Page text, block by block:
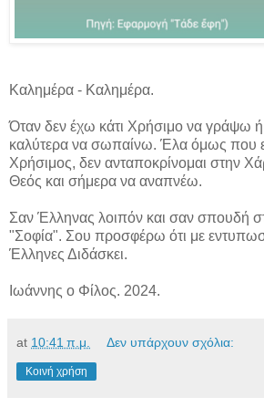
Καλημέρα - Καλημέρα.
Όταν δεν έχω κάτι Χρήσιμο να γράψω
καλύτερα να σωπαίνω. Έλα όμως που
Χρήσιμος, δεν ανταποκρίνομαι στην
Θεός και σήμερα να αναπνέω.
Σαν Έλληνας λοιπόν και σαν σπουδή
"Σοφία". Σου προσφέρω ότι με
Έλληνες Διδάσκει.
Ιωάννης ο Φίλος. 2024.
at 10:41 π.μ. Δεν υπάρχουν σχόλια:
Κοινή χρήση